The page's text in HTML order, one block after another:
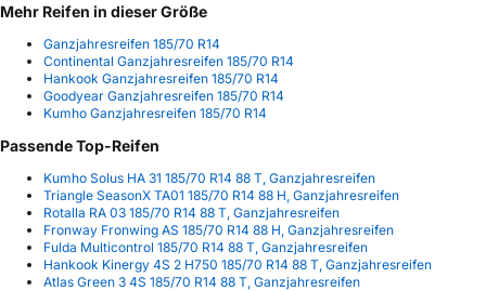
Mehr Reifen in dieser Größe
Ganzjahresreifen 185/70 R14
Continental Ganzjahresreifen 185/70 R14
Hankook Ganzjahresreifen 185/70 R14
Goodyear Ganzjahresreifen 185/70 R14
Kumho Ganzjahresreifen 185/70 R14
Passende Top-Reifen
Kumho Solus HA 31 185/70 R14 88 T, Ganzjahresreifen
Triangle SeasonX TA01 185/70 R14 88 H, Ganzjahresreifen
Rotalla RA 03 185/70 R14 88 T, Ganzjahresreifen
Fronway Fronwing AS 185/70 R14 88 H, Ganzjahresreifen
Fulda Multicontrol 185/70 R14 88 T, Ganzjahresreifen
Hankook Kinergy 4S 2 H750 185/70 R14 88 T, Ganzjahresreifen
Atlas Green 3 4S 185/70 R14 88 T, Ganzjahresreifen